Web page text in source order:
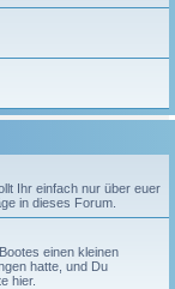
Ihr einfach nur über euer
in dieses Forum.
einen kleinen
hatte, und Du
hier.